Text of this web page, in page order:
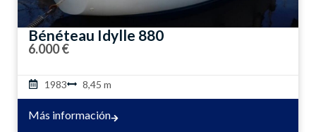
Bénéteau Idylle 880
6.000 €
1983 8,45 m
Más información